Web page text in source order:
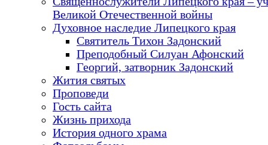
Великой Отечественной войны
Духовное наследие Липецкого края
Святитель Тихон Задонский
Преподобный Силуан Афонский
Георгий, затворник Задонский
Жития святых
Проповеди
Гость сайта
Жизнь прихода
История одного храма